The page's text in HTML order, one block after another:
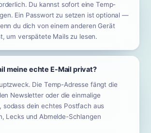
Du kannst sofort eine Temp-
Ein Passwort zu setzen ist optional —
du dich von einem anderen Gerät
um verspätete Mails zu lesen.
meine echte E-Mail privat?
Die Temp-Adresse fängt die
Newsletter oder die einmalige
sodass dein echtes Postfach aus
Lecks und Abmelde-Schlangen